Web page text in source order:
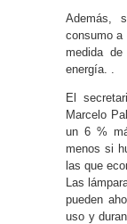
Además,
consumo a
medida
energía. .
El
Marcelo
un 6 %
menos si
las que
Las
pueden
uso y